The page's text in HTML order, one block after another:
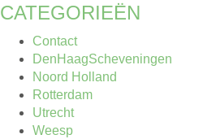
CATEGORIEËN
Contact
DenHaagScheveningen
Noord Holland
Rotterdam
Utrecht
Weesp